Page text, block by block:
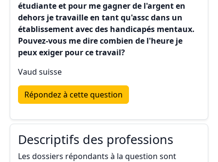
étudiante et pour me gagner de l'argent en
dehors je travaille en tant qu'assc dans un
établissement avec des handicapés mentaux.
Pouvez-vous me dire combien de l'heure je
peux exiger pour ce travail?
Vaud suisse
Répondez à cette question
Descriptifs des professions
Les dossiers répondants à la question sont